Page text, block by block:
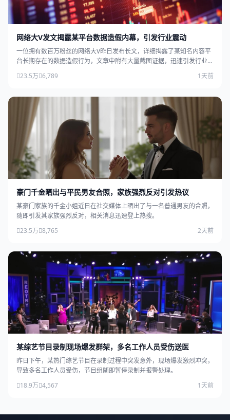
网络大V发文揭露某平台数据造假内幕，引发行业震动
一位拥有数百万粉丝的网络大V昨日发布长文，详细揭露了某知名内容平
台长期存在的数据造假行为，文章中附有大量截图证据，迅速引发行业广
23.5万 6,789 1天前
豪门千金晒出与平民男友合照，家族强烈反对引发热议
某豪门家族的千金小姐近日在社交媒体上晒出了与一名普通男友的合照，
随即引发其家族强烈反对，相关消息迅速登上热搜。
23.5万 8,765 2天前
某综艺节目录制现场爆发群架，多名工作人员受伤送医
昨日下午，某热门综艺节目在录制过程中突发意外，现场爆发激烈冲突，
导致多名工作人员受伤，节目组随即暂停录制并报警处理。
18.9万 4,567 1天前